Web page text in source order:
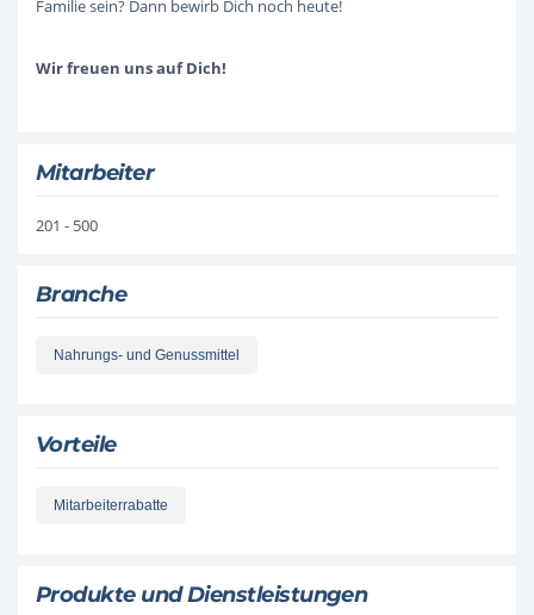
Familie sein? Dann bewirb Dich noch heute!
Wir freuen uns auf Dich!
Mitarbeiter
201 - 500
Branche
Nahrungs- und Genussmittel
Vorteile
Mitarbeiterrabatte
Produkte und Dienstleistungen